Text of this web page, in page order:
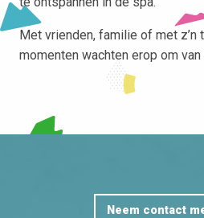
Met vrienden, familie of met z’n
momenten wachten erop om
Neem contact